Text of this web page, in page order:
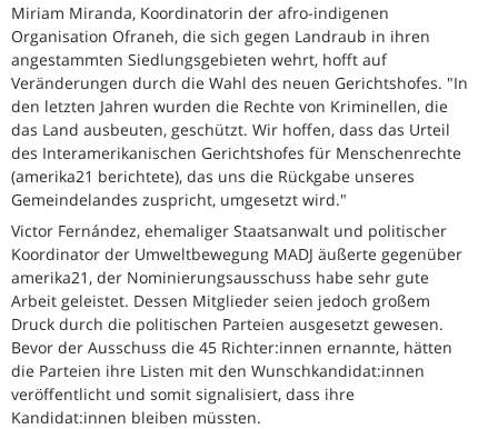
Miriam Miranda, Koordinatorin der afro-indigenen
Organisation Ofraneh, die sich gegen Landraub in ihren
angestammten Siedlungsgebieten wehrt, hofft auf
Veränderungen durch die Wahl des neuen Gerichtshofes. "In
den letzten Jahren wurden die Rechte von Kriminellen, die
das Land ausbeuten, geschützt. Wir hoffen, dass das Urteil
des Interamerikanischen Gerichtshofes für Menschenrechte
(amerika21 berichtete), das uns die Rückgabe unseres
Gemeindelandes zuspricht, umgesetzt wird."
Victor Fernández, ehemaliger Staatsanwalt und politischer
Koordinator der Umweltbewegung MADJ äußerte gegenüber
amerika21, der Nominierungsausschuss habe sehr gute
Arbeit geleistet. Dessen Mitglieder seien jedoch großem
Druck durch die politischen Parteien ausgesetzt gewesen.
Bevor der Ausschuss die 45 Richter:innen ernannte, hätten
die Parteien ihre Listen mit den Wunschkandidat:innen
veröffentlicht und somit signalisiert, dass ihre
Kandidat:innen bleiben müssten.